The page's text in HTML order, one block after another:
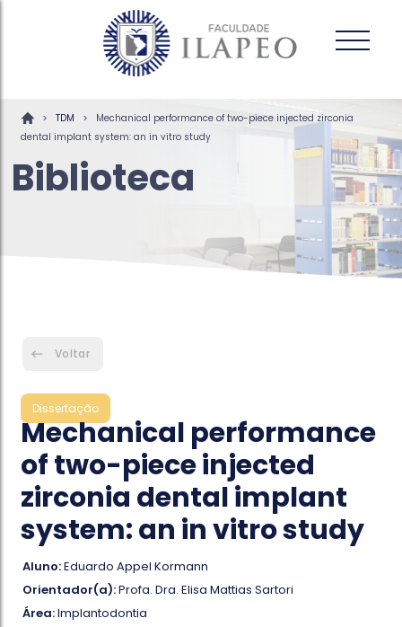
> TDM >
Mechanical performance of two-piece injected zirconia
dental implant system: an in vitro study
Biblioteca
Voltar
Dissertação
Mechanical performance
of two-piece injected
zirconia dental implant
system: an in vitro study
Aluno:Eduardo Appel Kormann
Orientador(a):Profa. Dra. Elisa Mattias Sartori
Área:Implantodontia